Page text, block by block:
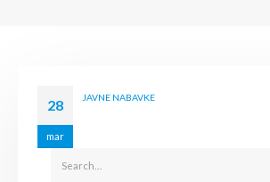
28
mar
JAVNE NABAVKE